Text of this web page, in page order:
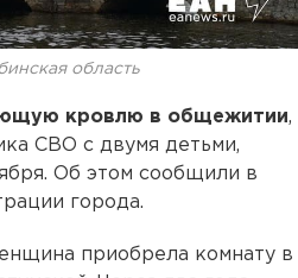
область
кровлю в общежитии,
СВО с двумя детьми,
Об этом сообщили в
города.
приобрела комнату в